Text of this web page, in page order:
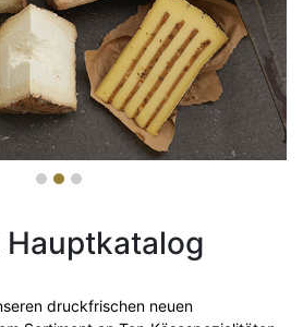
druckfrischen neuen